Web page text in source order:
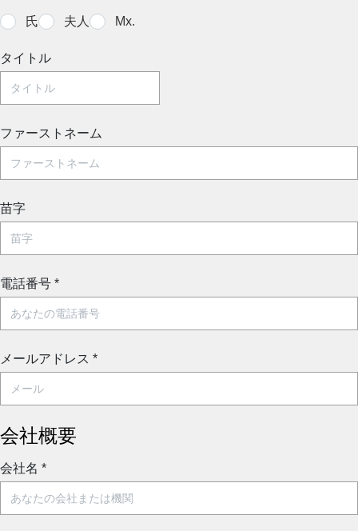
氏 夫人 Mx.
タイトル
ファーストネーム
苗字
電話番号 *
メールアドレス *
会社概要
会社名 *